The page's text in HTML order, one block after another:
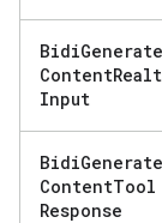
BidiGenerate
Content
Input
BidiGenerate
ContentTool
Response